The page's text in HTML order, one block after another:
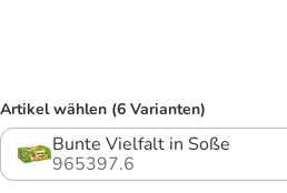
Artikel wählen (6 Varianten)
Bunte Vielfalt in Soße
965397.6